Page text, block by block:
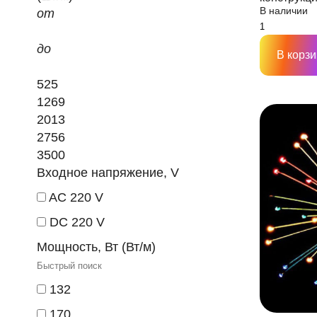
от
до
525
1269
2013
2756
3500
Входное напряжение, V
AC 220 V
DC 220 V
Мощность, Вт (Вт/м)
132
170
В наличии
В